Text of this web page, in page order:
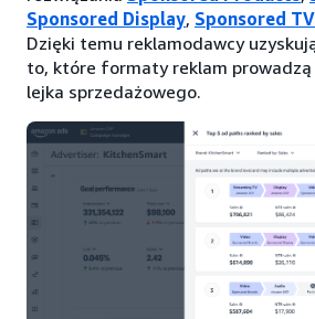
Sponsored Display, Sponsored TV
Dzięki temu reklamodawcy
to, które formaty reklam prowadzą
lejka sprzedażowego.